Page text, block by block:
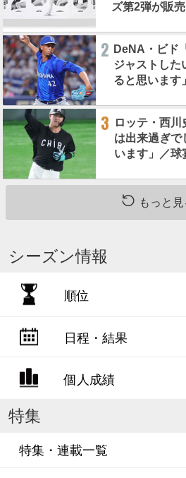
ズ第2弾が販
2 DeNA・ビド
ジャストした
ると思います
3
ロッテ・西
は出来過ぎで
います」／球
もっと見
シーズン情報
順位
日程・結果
個人成績
特集
特集・連載一覧